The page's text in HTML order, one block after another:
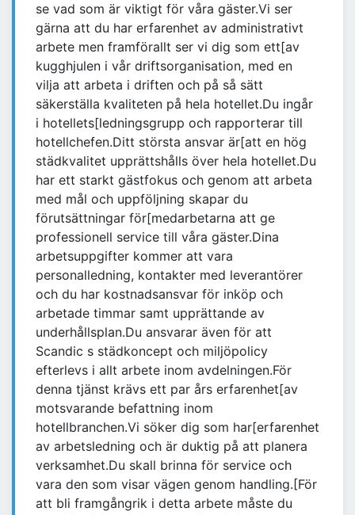
se vad som är viktigt för våra gäster.Vi ser
gärna att du har erfarenhet av administrativt
arbete men framförallt ser vi dig som ett[av
kugghjulen i vår driftsorganisation, med en
vilja att arbeta i driften och på så sätt
säkerställa kvaliteten på hela hotellet.Du ingår
i hotellets[ledningsgrupp och rapporterar till
hotellchefen.Ditt största ansvar är[att en hög
städkvalitet upprättshålls över hela hotellet.Du
har ett starkt gästfokus och genom att arbeta
med mål och uppföljning skapar du
förutsättningar för[medarbetarna att ge
professionell service till våra gäster.Dina
arbetsuppgifter kommer att vara
personalledning, kontakter med leverantörer
och du har kostnadsansvar för inköp och
arbetade timmar samt upprättande av
underhållsplan.Du ansvarar även för att
Scandic s städkoncept och miljöpolicy
efterlevs i allt arbete inom avdelningen.För
denna tjänst krävs ett par års erfarenhet[av
motsvarande befattning inom
hotellbranchen.Vi söker dig som har[erfarenhet
av arbetsledning och är duktig på att planera
verksamhet.Du skall brinna för service och
vara den som visar vägen genom handling.[För
att bli framgångrik i detta arbete måste du